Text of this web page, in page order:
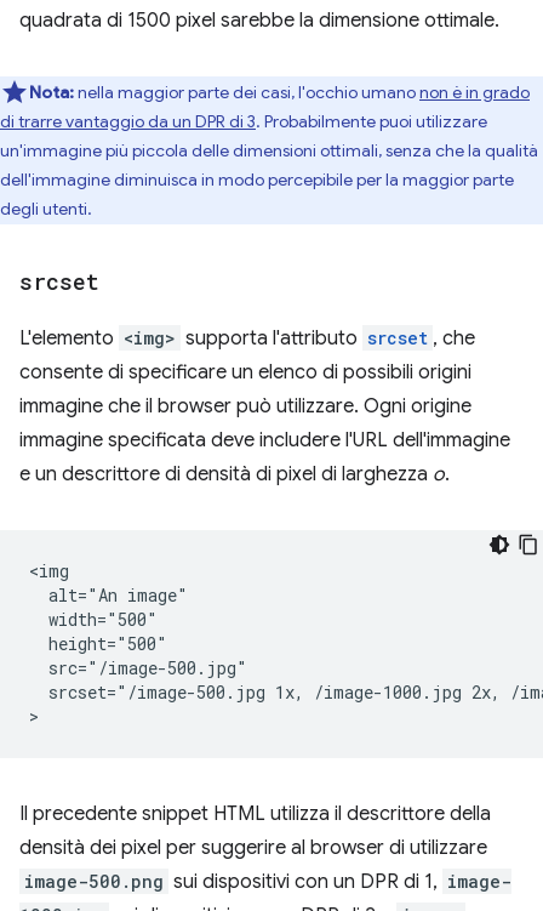
quadrata di 1500 pixel sarebbe la dimensione ottimale.
Nota:nella maggior parte dei casi, l'occhio umanonon è in grado
di trarre vantaggio da un DPR di 3. Probabilmente puoi utilizzare
un'immagine più piccola delle dimensioni ottimali, senza che la qualità
dell'immagine diminuisca in modo percepibile per la maggior parte
degli utenti.
srcset
L'elemento <img> supporta l'attributo srcset , che
consente di specificare un elenco di possibili origini
immagine che il browser può utilizzare. Ogni origine
immagine specificata deve includere l'URL dell'immagine
e un descrittore di densità di pixel di larghezza o.
<img
  alt="An image"
  width="500"
  height="500"
  src="/image-500.jpg"
srcset="/image-500.jpg 1x, /image-1000.jpg 2x, /
Il precedente snippet HTML utilizza il descrittore della
densità dei pixel per suggerire al browser di utilizzare
image-500.png sui dispositivi con un DPR di 1, image-